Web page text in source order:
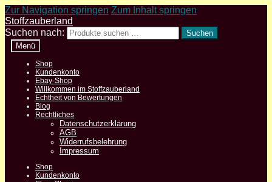
Zur Navigation springen Zum Inhalt springen
Stoffzauberland
Suchen nach:
Suchen
Menü
Shop
Kundenkonto
Ebay-Shop
Willkommen im Stoffzauberland
Echtheit von Bewertungen
Blog
Rechtliches
Datenschutzerklärung
AGB
Widerrufsbelehrung
Impressum
Shop
Kundenkonto